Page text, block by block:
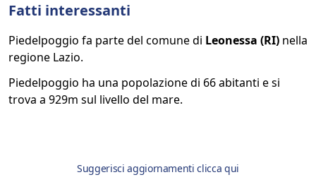
Fatti interessanti
Piedelpoggio fa parte del comune di Leonessa (RI) nella
regione Lazio.
Piedelpoggio ha una popolazione di 66 abitanti e si
trova a 929m sul livello del mare.
Suggerisci aggiornamenti clicca qui